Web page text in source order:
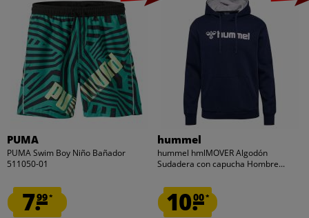
PUMA
PUMA Swim Boy Niño Bañador
511050-01
7.99*
hummel
hummel hmlMOVER Algodón
Sudadera con capucha Hombre...
10.00*